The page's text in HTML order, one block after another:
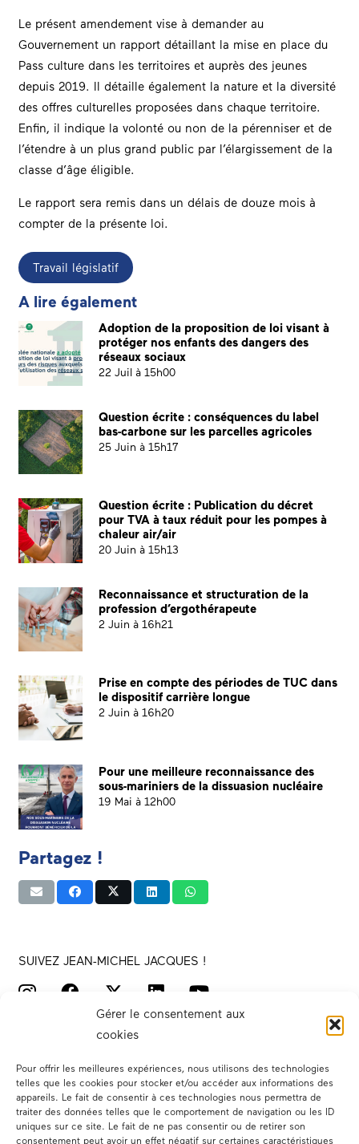
Gérer le consentement aux
cookies
Pour offrir les meilleures expériences, nous utilisons des technologies
telles que les cookies pour stocker et/ou accéder aux informations des
appareils. Le fait de consentir à ces technologies nous permettra de
traiter des données telles que le comportement de navigation ou les ID
uniques sur ce site. Le fait de ne pas consentir ou de retirer son
consentement peut avoir un effet négatif sur certaines caractéristiques
Le présent amendement vise à demander au
Gouvernement un rapport détaillant la mise en place du
Pass culture dans les territoires et auprès des jeunes
depuis 2019. Il détaille également la nature et la diversité
des offres culturelles proposées dans chaque territoire.
Enfin, il indique la volonté ou non de la pérenniser et de
l’étendre à un plus grand public par l’élargissement de la
classe d’âge éligible.
Le rapport sera remis dans un délais de douze mois à
compter de la présente loi.
Travail législatif
A lire également
Adoption de la proposition de loi visant à
protéger nos enfants des dangers des
réseaux sociaux
22 Juil à 15h00
Question écrite : conséquences du label
bas-carbone sur les parcelles agricoles
25 Juin à 15h17
Question écrite : Publication du décret
pour TVA à taux réduit pour les pompes à
chaleur air/air
20 Juin à 15h13
Reconnaissance et structuration de la
profession d’ergothérapeute
2 Juin à 16h21
Prise en compte des périodes de TUC dans
le dispositif carrière longue
2 Juin à 16h20
Pour une meilleure reconnaissance des
sous-mariniers de la dissuasion nucléaire
19 Mai à 12h00
Partagez !
SUIVEZ JEAN-MICHEL JACQUES !
Votre député